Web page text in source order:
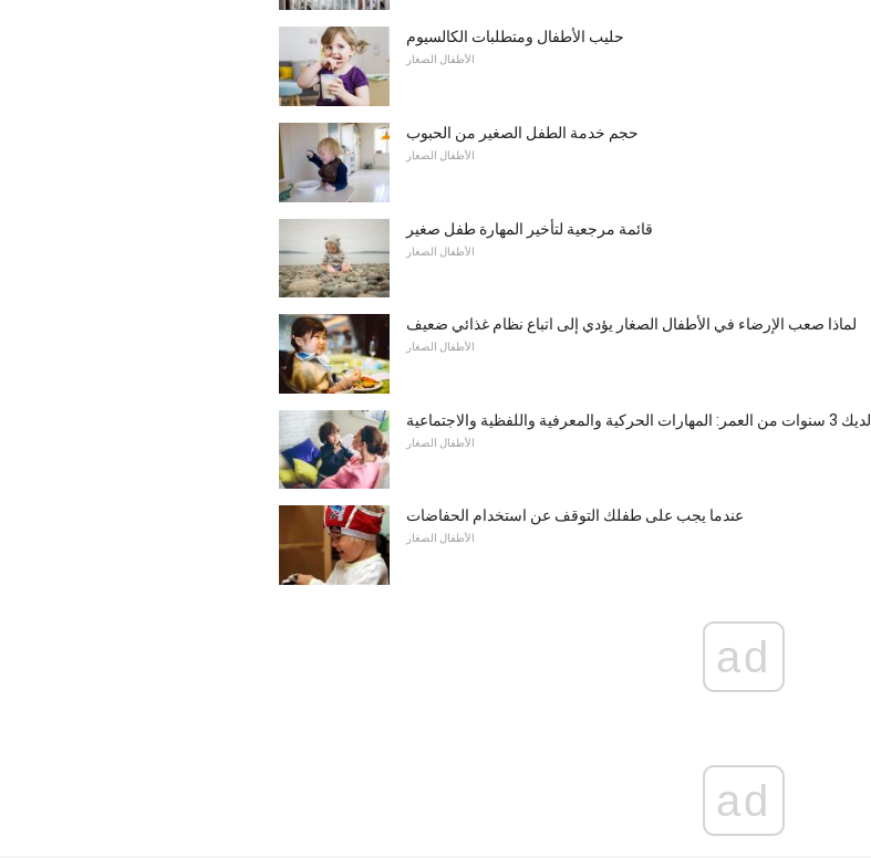
حليب الأطفال ومتطلبات الكالسيوم
الأطفال الصغار
حجم خدمة الطفل الصغير من الحبوب
الأطفال الصغار
قائمة مرجعية لتأخير المهارة طفل صغير
الأطفال الصغار
لماذا صعب الإرضاء في الأطفال الصغار يؤدي إلى اتباع نظام غذائي ضعيف
الأطفال الصغار
لديك 3 سنوات من العمر: المهارات الحركية والمعرفية واللفظية والاجتماعية
الأطفال الصغار
عندما يجب على طفلك التوقف عن استخدام الحفاضات
الأطفال الصغار
ad
ad